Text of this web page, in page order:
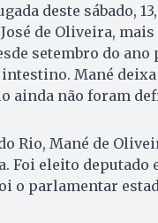
deste sábado,
de Oliveira,
setembro do
Mané
ainda não foram
Rio, Mané de
Foi eleito deputado
o parlamentar